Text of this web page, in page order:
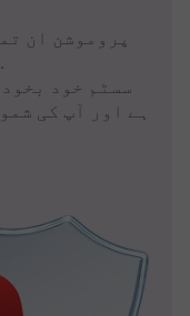
پروموشن ان
مدت کے لیے درست ہے 31.08.2026.
سسٹم خود
ہے اور آپ کی